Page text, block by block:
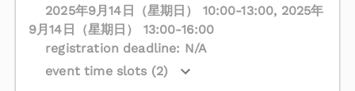
2025年9月14日（星期日） 10:00-13:00, 2025年
9月14日（星期日） 13:00-16:00
registration deadline: N/A
event time slots (2)